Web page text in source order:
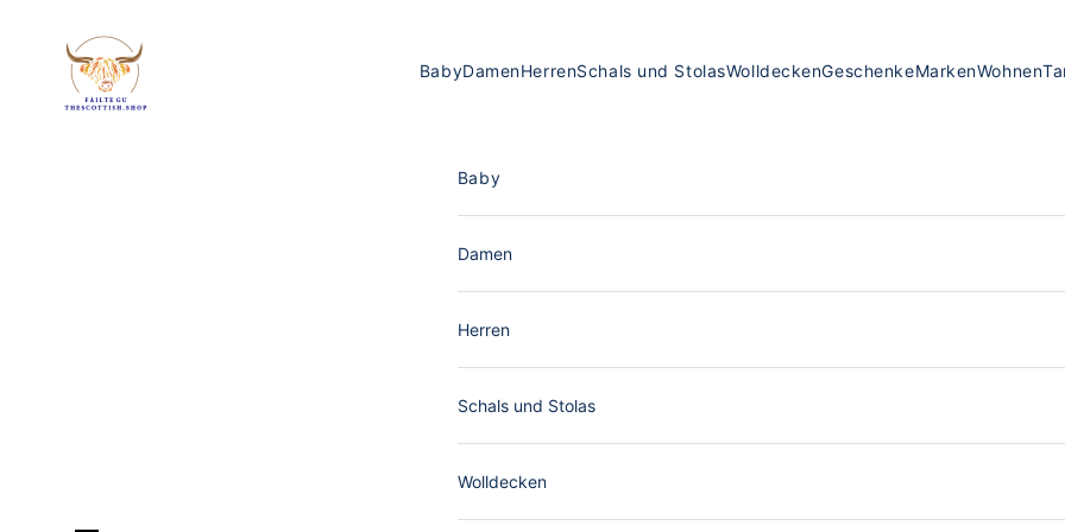
The Scottish Shop Deutschland
BabyDamenHerrenSchals und StolasWolldeckenGeschenkeMarkenWohnen
Baby
Damen
Herren
Schals und Stolas
Wolldecken